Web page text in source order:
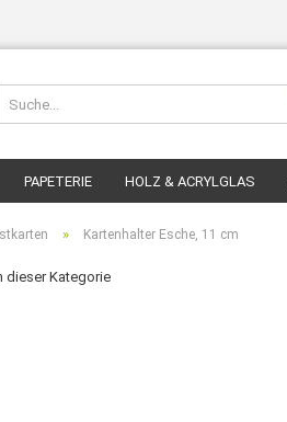
PAPETERIE HOLZ & ACRYLGLAS
» Kartenhalter Esche, 11 cm
dieser Kategorie